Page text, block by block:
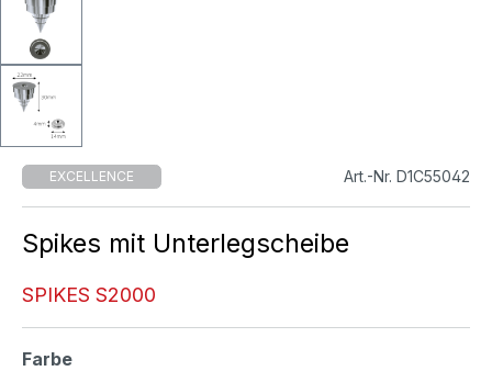
EXCELLENCE Art.-Nr. D1C55042
Spikes mit Unterlegscheibe
SPIKES S2000
Farbeauswählen